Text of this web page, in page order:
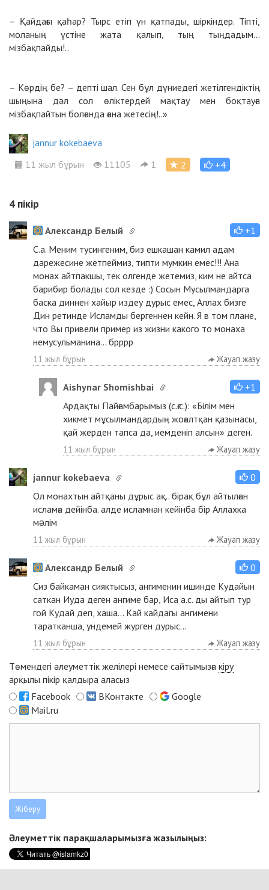
– Қайдағы қаһар? Тырс етіп үн қатпады, шіркіндер. Тіпті,
моланың үстіне жата қалып, тың тыңдадым…
мізбақпайды!..
– Көрдің бе? – депті шал. Сен бұл дүниедегі жетілгендіктің
шыңына дәл сол өліктердей мақтау мен боқтауға
мізбақпайтын болғанда ғана жетесің!..»
jannur kokebaeva
11 жыл бұрын
11105 1 2 +4
4 пікір
Александр Белый
+1
С.а. Меним тусингеним, биз ешкашан камил адам
дарежесине жетпеймиз, типти мумкин емес!!! Ана
монах айтпакшы, тек олгенде жетемиз, ким не айтса
барибир болады сол кезде :) Сосын Мусылмандарга
баска диннен хайыр издеу дурыс емес, Аллах бизге
Дин ретинде Исламды бергеннен кейн. Я в том плане,
что Вы привели пример из жизни какого то монаха
немусульманина... брррр
11 жыл бұрын Жауап жазу
Aishynar Shomishbai
+1
Ардақты Пайғамбарымыз (с.ғ.с.): «Білім мен
хикмет мұсылмандардың жоғалтқан қазынасы,
қай жерден тапса да, иемденіп алсын» деген.
11 жыл бұрын Жауап жазу
jannur kokebaeva
0
Ол монахтын айтқаны дұрыс ақ.. бірақ бұл айтылған
исламға дейінба. алде исламнан кейінба бір Аллахка
мəлім
11 жыл бұрын Жауап жазу
Александр Белый
0
Сиз байкаман сияктысыз, ангименин ишинде Кудайын
саткан Иуда деген ангиме бар, Иса а.с. ды айтып тур
гой Кудай деп, хаша... Кай кайдагы ангимени
таратканша, ундемей журген дурыс...
11 жыл бұрын Жауап жазу
Төмендегі әлеуметтік желілері немесе сайтымызға кіру
арқылы пікір қалдыра аласыз
Facebook
ВКонтакте
Google
Mail.ru
Әлеуметтік парақшаларымызға жазылыңыз: